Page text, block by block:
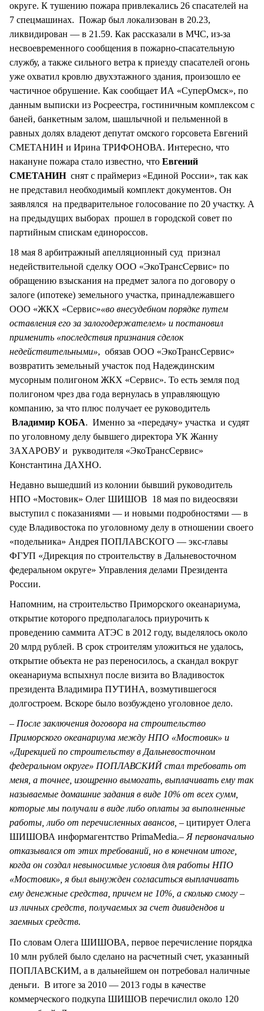
округе. К тушению пожара привлекались 26 спасателей на
7 спецмашинах. Пожар был локализован в 20.23,
ликвидирован — в 21.59. Как рассказали в МЧС, из-за
несвоевременного сообщения в пожарно-спасательную
службу, а также сильного ветра к приезду спасателей огонь
уже охватил кровлю двухэтажного здания, произошло ее
частичное обрушение. Как сообщает ИА «СуперОмск», по
данным выписки из Росреестра, гостиничным комплексом с
баней, банкетным залом, шашлычной и пельменной в
равных долях владеют депутат омского горсовета Евгений
СМЕТАНИН и Ирина ТРИФОНОВА. Интересно, что
накануне пожара стало известно, что Евгений
СМЕТАНИН снят с праймериз «Единой России», так как
не представил необходимый комплект документов. Он
заявлялся на предварительное голосование по 20 участку. А
на предыдущих выборах прошел в городской совет по
партийным спискам единороссов.
18 мая 8 арбитражный апелляционный суд признал
недействительной сделку ООО «ЭкоТрансСервис» по
обращению взыскания на предмет залога по договору о
залоге (ипотеке) земельного участка, принадлежавшего
ООО «ЖКХ «Сервис»«во внесудебном порядке путем
оставления его за залогодержателем» и постановил
применить «последствия признания сделок
недействительными», обязав ООО «ЭкоТрансСервис»
возвратить земельный участок под Надеждинским
мусорным полигоном ЖКХ «Сервис». То есть земля под
полигоном чрез два года вернулась в управляющую
компанию, за что плюс получает ее руководитель
Владимир КОБА. Именно за «передачу» участка и судят
по уголовному делу бывшего директора УК Жанну
ЗАХАРОВУ и рукводителя «ЭкоТрансСервис»
Константина ДАХНО.
Недавно вышедший из колонии бывший руководитель
НПО «Мостовик» Олег ШИШОВ 18 мая по видеосвязи
выступил с показаниями — и новыми подробностями — в
суде Владивостока по уголовному делу в отношении своего
«подельника» Андрея ПОПЛАВСКОГО — экс-главы
ФГУП «Дирекция по строительству в Дальневосточном
федеральном округе» Управления делами Президента
России.
Напомним, на строительство Приморского океанариума,
открытие которого предполагалось приурочить к
проведению саммита АТЭС в 2012 году, выделялось около
20 млрд рублей. В срок строителям уложиться не удалось,
открытие объекта не раз переносилось, а скандал вокруг
океанариума вспыхнул после визита во Владивосток
президента Владимира ПУТИНА, возмутившегося
долгостроем. Вскоре было возбуждено уголовное дело.
– После заключения договора на строительство
Приморского океанариума между НПО «Мостовик» и
«Дирекцией по строительству в Дальневосточном
федеральном округе» ПОПЛАВСКИЙ стал требовать от
меня, а точнее, изощренно вымогать, выплачивать ему так
называемые домашние задания в виде 10% от всех сумм,
которые мы получали в виде либо оплаты за выполненные
работы, либо от перечисленных авансов, – цитирует Олега
ШИШОВА информагентство PrimaMedia.– Я первоначально
отказывался от этих требований, но в конечном итоге,
когда он создал невыносимые условия для работы НПО
«Мостовик», я был вынужден согласиться выплачивать
ему денежные средства, причем не 10%, а сколько смогу –
из личных средств, получаемых за счет дивидендов и
заемных средств.
По словам Олега ШИШОВА, первое перечисление порядка
10 млн рублей было сделано на расчетный счет, указанный
ПОПЛАВСКИМ, а в дальнейшем он потребовал наличные
деньги. В итоге за 2010 — 2013 годы в качестве
коммерческого подкупа ШИШОВ перечислил около 120